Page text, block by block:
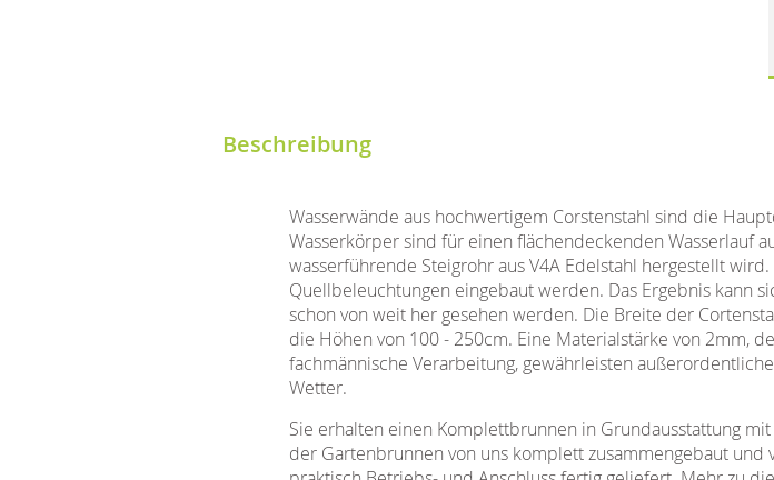
Beschreibung
Wasserwände aus hochwertigem Corstenstahl sind die
Wasserkörper sind für einen flächendeckenden Wasserlauf
wasserführende Steigrohr aus V4A Edelstahl hergestellt
Quellbeleuchtungen eingebaut werden. Das Ergebnis kann
schon von weit her gesehen werden. Die Breite der
die Höhen von 100 - 250cm. Eine Materialstärke von 2mm,
fachmännische Verarbeitung, gewährleisten
Wetter.
Sie erhalten einen Komplettbrunnen in Grundausstattung
der Gartenbrunnen von uns komplett zusammengebaut